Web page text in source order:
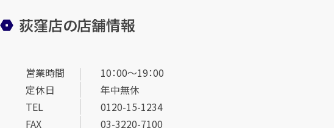
荻窪店の店舗情報
営業時間
10：00～19：00
定休日
年中無休
TEL
0120-15-1234
FAX
03-3220-7100